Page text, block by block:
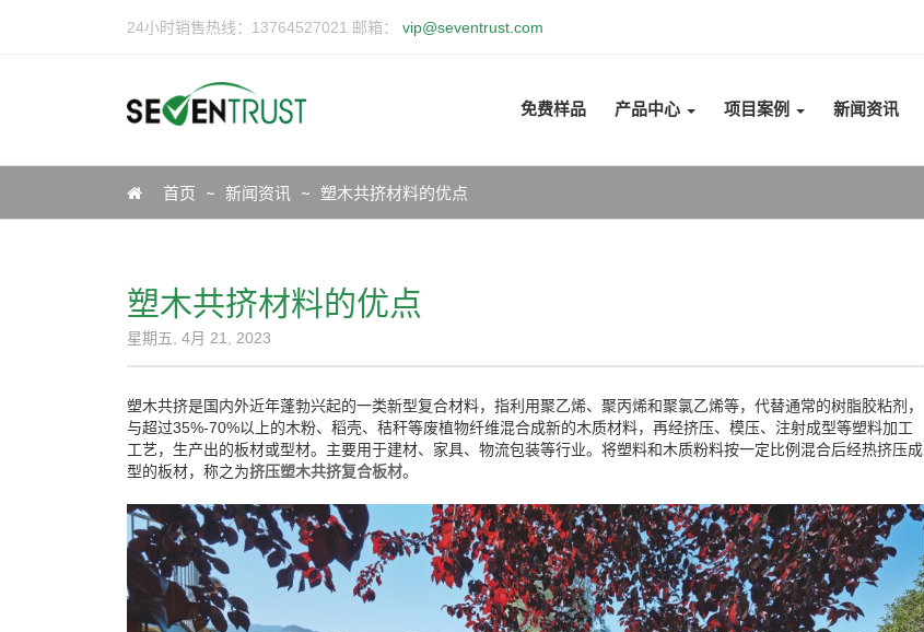
24小时销售热线：13764527021 邮箱： vip@seventrust.com
免费样品 产品中心 项目案例 新闻资讯
Icon首页 新闻资讯 塑木共挤材料的优点
塑木共挤材料的优点
星期五, 4月 21, 2023
塑木共挤是国内外近年蓬勃兴起的一类新型复合材料，指利用聚乙烯、聚丙烯和聚氯乙烯等，代替通常的树脂胶粘剂，
与超过35%-70%以上的木粉、稻壳、秸秆等废植物纤维混合成新的木质材料，再经挤压、模压、注射成型等塑料加工
工艺，生产出的板材或型材。主要用于建材、家具、物流包装等行业。将塑料和木质粉料按一定比例混合后经热挤压成
型的板材，称之为挤压塑木共挤复合板材。